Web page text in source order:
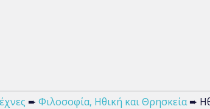
➨ Φιλοσοφία, Ηθική και Θρησκεία➨